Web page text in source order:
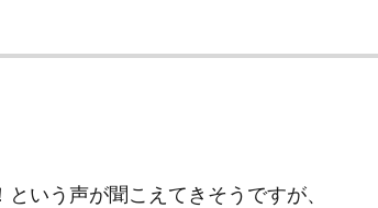
いう声が聞こえてきそうですが、